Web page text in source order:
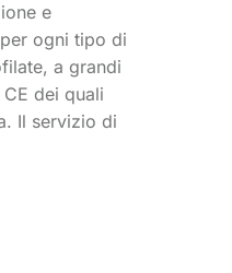
e
ogni tipo di
a grandi
dei quali
Il servizio di